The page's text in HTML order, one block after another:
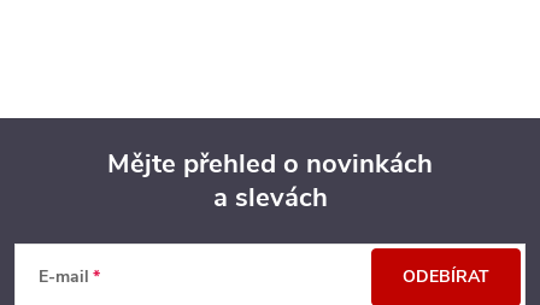
Mějte přehled o novinkách
a slevách
E-mail ODEBÍRAT